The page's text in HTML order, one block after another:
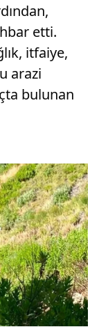
etti.
itfaiye,
arazi
bulunan